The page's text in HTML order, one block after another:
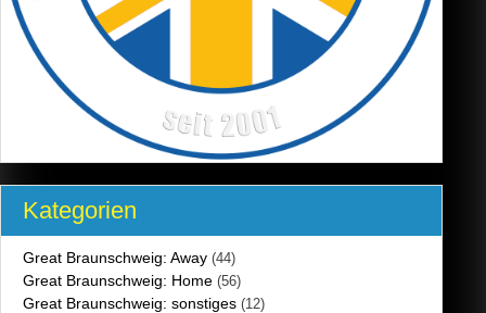
Kategorien
Great Braunschweig: Away (44)
Great Braunschweig: Home (56)
Great Braunschweig: sonstiges (12)